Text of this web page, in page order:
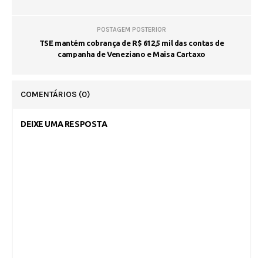
POSTAGEM POSTERIOR
TSE mantém cobrança de R$ 612,5 mil das contas de
campanha de Veneziano e Maisa Cartaxo
COMENTÁRIOS (0)
DEIXE UMA RESPOSTA